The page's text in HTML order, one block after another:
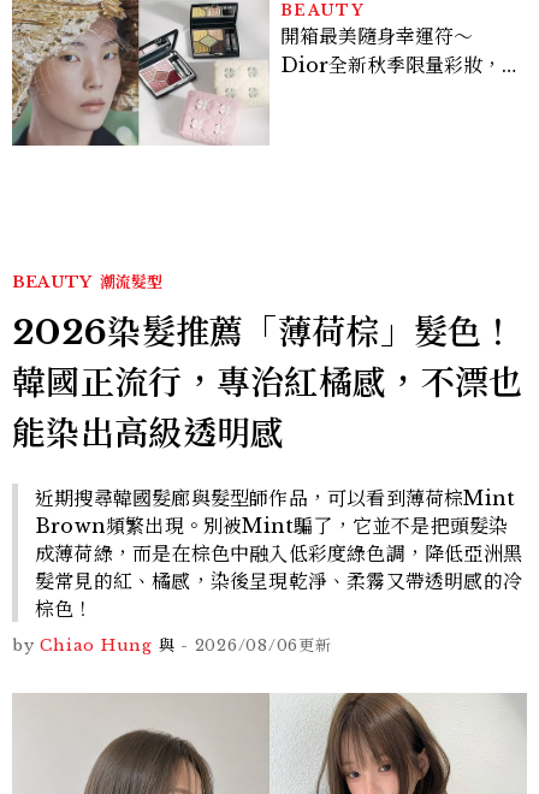
BEAUTY
開箱最美隨身幸運符～
Dior全新秋季限量彩妝，
BEAUTY 潮流髮型
2026染髮推薦「薄荷棕」髮色！
韓國正流行，專治紅橘感，不漂也
能染出高級透明感
近期搜尋韓國髮廊與髮型師作品，可以看到薄荷棕Mint
Brown頻繁出現。別被Mint騙了，它並不是把頭髮染
成薄荷綠，而是在棕色中融入低彩度綠色調，降低亞洲黑
髮常見的紅、橘感，染後呈現乾淨、柔霧又帶透明感的冷
棕色！
by Chiao Hung 與 - 2026/08/06更新